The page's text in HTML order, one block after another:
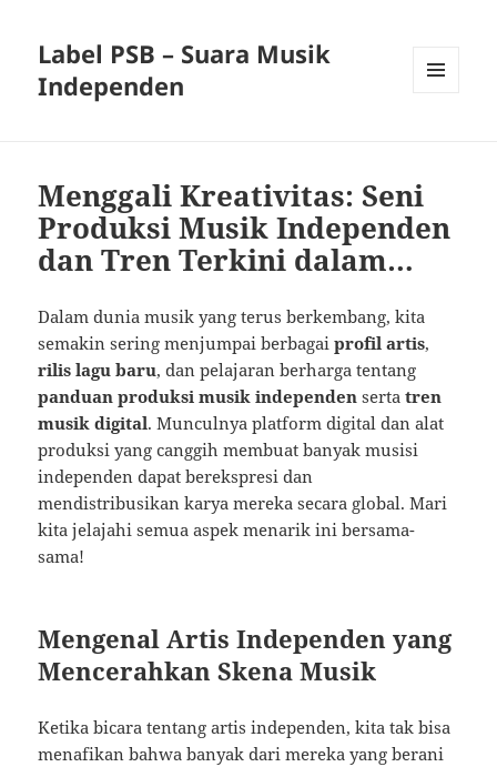
Label PSB – Suara Musik
Independen
Menggali Kreativitas: Seni
Produksi Musik Independen
dan Tren Terkini dalam…
Dalam dunia musik yang terus berkembang, kita
semakin sering menjumpai berbagaiprofil artis,
rilis lagu baru, dan pelajaran berharga tentang
panduan produksi musik independen sertatren
musik digital. Munculnya platform digital dan alat
produksi yang canggih membuat banyak musisi
independen dapat berekspresi dan
mendistribusikan karya mereka secara global. Mari
kita jelajahi semua aspek menarik ini bersama-
sama!
Mengenal Artis Independen yang
Mencerahkan Skena Musik
Ketika bicara tentang artis independen, kita tak bisa
menafikan bahwa banyak dari mereka yang berani